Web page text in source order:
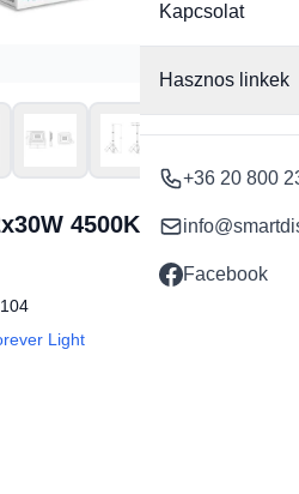
Kapcsolat
Hasznos linkek
+36 20 800
Facebook
4500K állvánnyal
Light